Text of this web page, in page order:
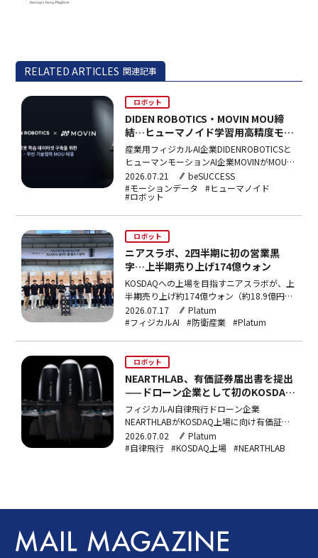
RELATED ARTICLES 関連記事
ロボット
DIDEN ROBOTICS・MOVIN MOU締
結…ヒューマノイド学習用高精度モー
ションデータセットを共同構築
産業用フィジカルAI企業DIDENROBOTICSと
ヒューマンモーションAI企業MOVINがMOUを
締結。MOVINのLiDARモーションキャプチャ
ー技術とDIDENROBOTICSのヒューマノイド
ハードウェア開発能力を組み合わせ、ロボッ
ト学習用高精度モーションデータセットを共
2026.07.21
beSUCCESS
#モーションデータ
#ヒューマノイド
#ロボット
ロボット
ニアスラボ、2四半期に初の営業黒
字…上半期売り上げ174億ウォン
KOSDAQへの上場を目指すニアスラボが、上
半期売り上げ約174億ウォン（約18.9億円）
と前年同期比約7倍を達成。群集自爆ドロー
ン「XAiDEN」の中東出荷が牽引し、2四半期
2026.07.17
Platum
#フィジカルAI
#防衛産業 #Platum
ロボット
NEARTHLAB、有価証券届出書を提出
——ドローン企業として初のKOSDAQ
上場に挑戦
フィジカルAI自律飛行ドローン企業
NEARTHLABがKOSDAQ上場に向け有価証券
届出書を提出。公募予定額は最大375億ウォ
ン（約39.4億円）で、韓国内ドローン企業と
2026.07.02
Platum
#自律飛行 #KOSDAQ上場 #NEARTHLAB